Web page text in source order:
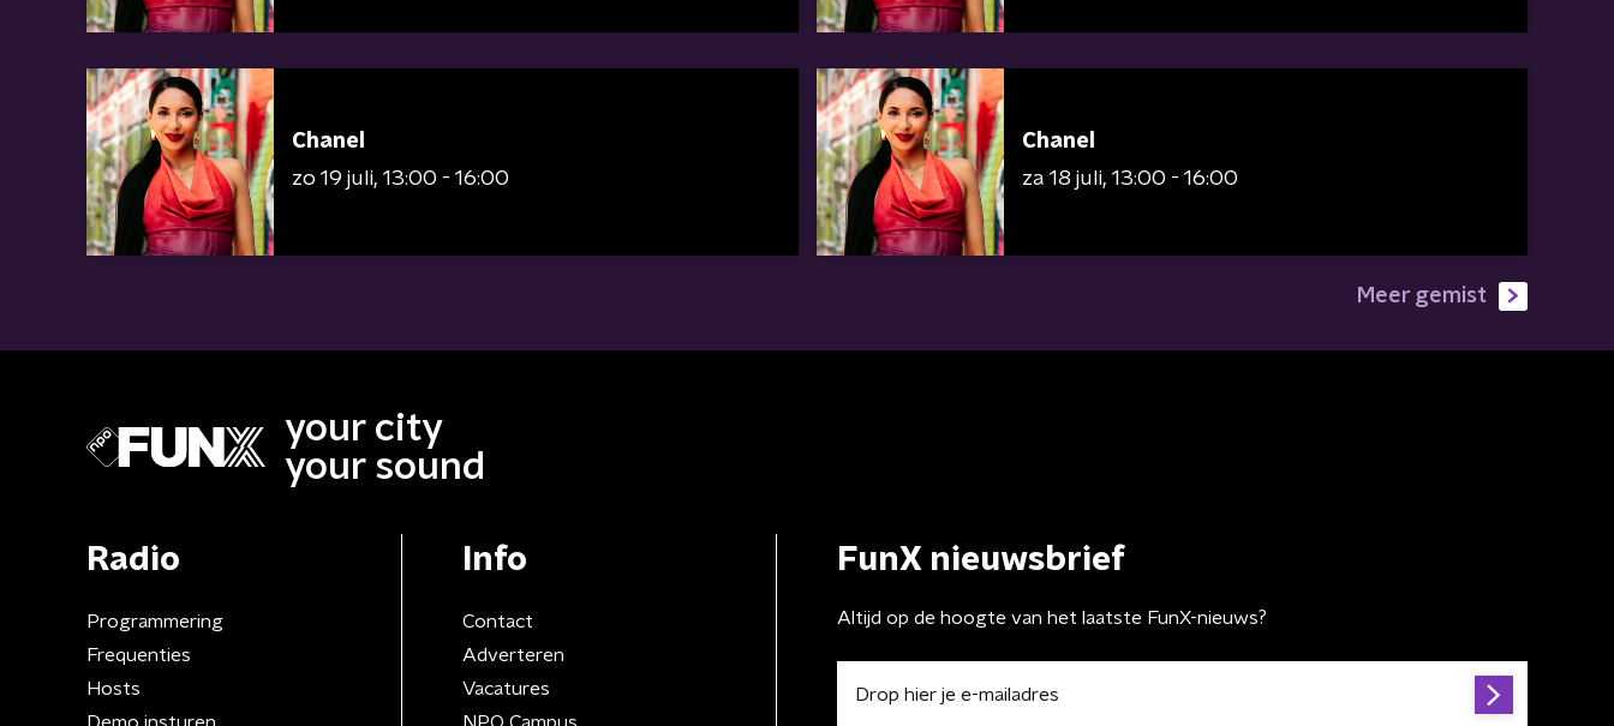
Chanel
zo 19 juli 13:00 - 16:00
Chanel
za 18 juli 13:00 - 16:00
Meer gemist
your city
your sound
Radio
Programmering
Frequenties
Hosts
Demo insturen
Info
Contact
Adverteren
Vacatures
NPO Campus
FunX nieuwsbrief
Altijd op de hoogte van het laatste FunX-nieuws?